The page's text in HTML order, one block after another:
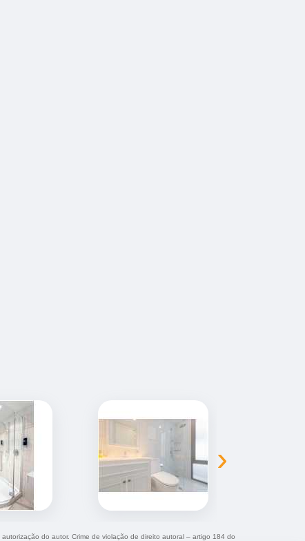
›
do autor. Crime de violação de direito autoral – artigo 184 do